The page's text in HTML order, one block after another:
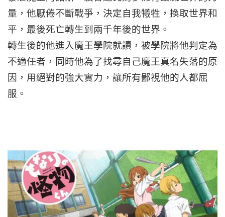
量，他厭倦不斷戰爭，決定自我犧牲，換取世界和
平，最後死亡轉生到兩千年後的世界。
轉生後的他進入魔王學院就讀，被學院將他判定為
不適任者，同時他為了找尋自己魔王真名失落的原
因，用絕對的強大實力，讓所有鄙視他的人都屈
服。